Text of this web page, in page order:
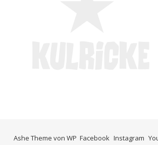
Facebook Instagram
Ashe Theme von WP